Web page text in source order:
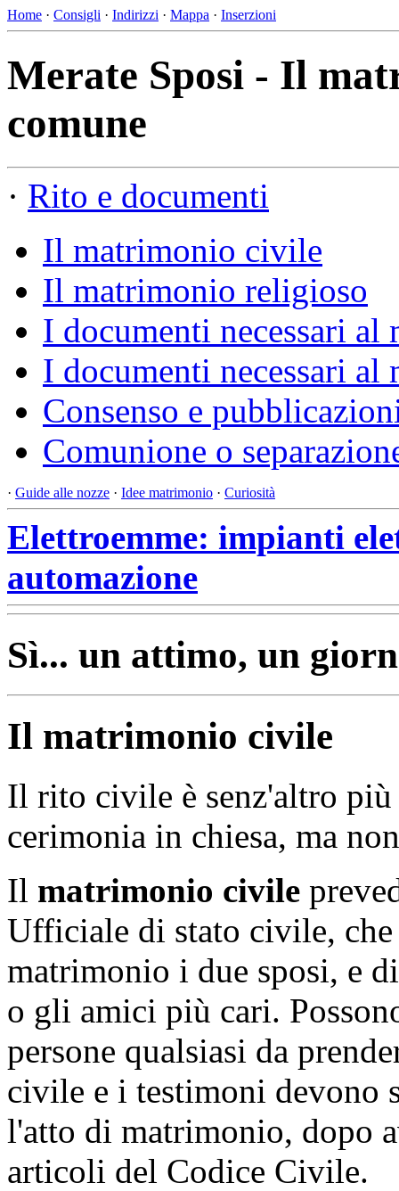
Home · Consigli · Indirizzi · Mappa · Inserzioni
Merate Sposi - Il
comune
· Rito e documenti
Il matrimonio civile
Il matrimonio religioso
I documenti necessari
I documenti necessari
Consenso e
Comunione o
· Guide alle nozze · Idee matrimonio · Curiosità
Elettroemme: impianti
automazione
Sì... un attimo, un
Il matrimonio civile
Il rito civile è senz'altro
cerimonia in chiesa, ma
Il matrimonio civile
Ufficiale di stato civile,
matrimonio i due sposi, e
o gli amici più cari.
persone qualsiasi da
civile e i testimoni devono
l'atto di matrimonio, dopo
articoli del Codice Civile.